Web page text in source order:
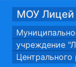
МОУ Лицей
учреждение
Центрального